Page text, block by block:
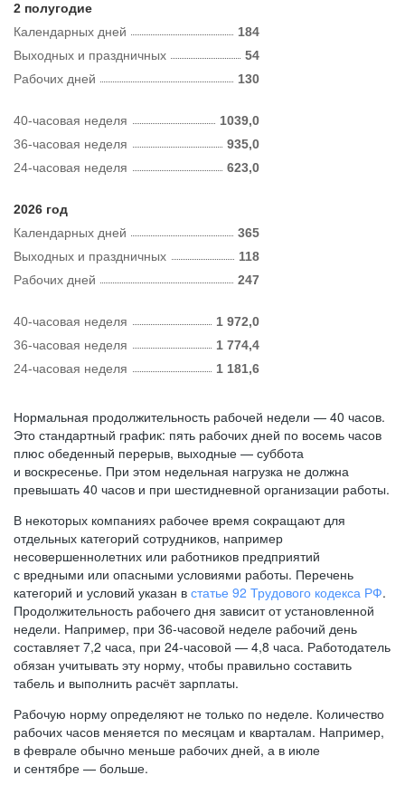
2 полугодие
Календарных дней
184
Рабочих дней 130
Выходных и праздничных 54
40-часовая неделя
1039,0
36-часовая неделя
935,0
24-часовая неделя
623,0
2026 год
Календарных дней
365
Рабочих дней 247
Выходных и праздничных 118
40-часовая неделя
1 972,0
36-часовая неделя
1 774,4
24-часовая неделя
1 181,6
Нормальная продолжительность рабочей недели — 40 часов.
Это стандартный график: пять рабочих дней по восемь часов
плюс обеденный перерыв, выходные — суббота
и воскресенье. При этом недельная нагрузка не должна
превышать 40 часов и при шестидневной организации работы.
В некоторых компаниях рабочее время сокращают для
отдельных категорий сотрудников, например
несовершеннолетних или работников предприятий
с вредными или опасными условиями работы. Перечень
категорий и условий указан в статье 92 Трудового кодекса РФ.
Продолжительность рабочего дня зависит от установленной
недели. Например, при 36-часовой неделе рабочий день
составляет 7,2 часа, при 24-часовой — 4,8 часа. Работодатель
обязан учитывать эту норму, чтобы правильно составить
табель и выполнить расчёт зарплаты.
Рабочую норму определяют не только по неделе. Количество
рабочих часов меняется по месяцам и кварталам. Например,
в феврале обычно меньше рабочих дней, а в июле
и сентябре — больше.